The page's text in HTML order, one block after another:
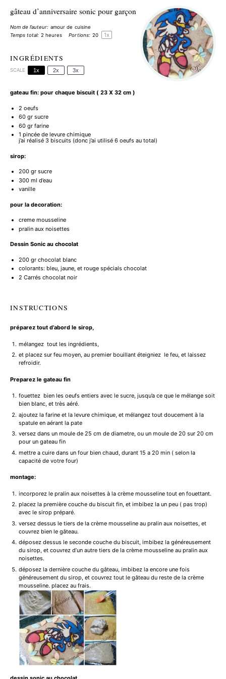
gâteau d’anniversaire sonic pour garçon
Nom de l’auteur: amour de cuisine
Temps total: 2 heures Portions: 20 1x
INGRÉDIENTS
SCALE 1x 2x 3x
gateau fin: pour chaque biscuit ( 23 X 32 cm )
2 oeufs
60gr sucre
60gr farine
1 pincée de levure chimique
j’ai réalisé 3 biscuits (donc j’ai utilisé 6 oeufs au total)
sirop:
200gr sucre
300ml d’eau
vanille
pour la decoration:
creme mousseline
pralin aux noisettes
Dessin Sonic au chocolat
200gr chocolat blanc
colorants: bleu, jaune, et rouge spécials chocolat
2 Carrés chocolat noir
INSTRUCTIONS
préparez tout d’abord le sirop,
mélangez tout les ingrédients,
et placez sur feu moyen, au premier bouillant éteigniez le feu, et laissez
refroidir.
Preparez le gateau fin
fouettez bien les oeufs entiers avec le sucre, jusqu’a ce que le mélange soit
bien blanc, et très aéré.
ajoutez la farine et la levure chimique, et mélangez tout doucement à la
spatule en aérant la pate
versez dans un moule de 25 cm de diametre, ou un moule de 20 sur 20 cm
pour un gateau fin
mettre a cuire dans un four bien chaud, durant 15 a 20 min ( selon la
capacité de votre four)
montage:
incorporez le pralin aux noisettes à la crème mousseline tout en fouettant.
placez la première couche du biscuit fin, et imbibez la un peu ( pas trop)
avec le sirop préparé.
versez dessus le tiers de la crème mousseline au pralin aux noisettes, et
couvrez bien le gâteau.
déposez dessus le seconde couche du biscuit, imbibez la généreusement
du sirop, et couvrez d’un autre tiers de la crème mousseline au pralin aux
noisettes.
déposez la dernière couche du gâteau, imbibez la encore une fois
généreusement du sirop, et couvrez tout le gâteau du reste de la crème
mousseline. placez au frais.